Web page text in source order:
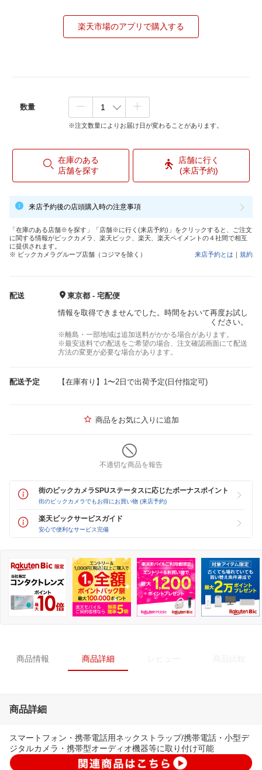
楽天市場のアプリで購入する
数量
※注文数量によりお届け日が変わることがあります。
在庫のある
店舗を探す
店舗に行く
(来店予約)
来店予約後の店頭購入時の注意事項
「在庫のある店舗※を探す」「店舗※に行く(来店予約)」をクリックすると、ご注文
に関する情報がビックカメラ、楽天ビック、楽天、楽天ペイメントの４社間で相互
に提供されます。
※ ビックカメラグループ店舗（コジマを除く）
来店予約とは ｜ 規約
配送
東京都 - 宅配便
情報を取得できませんでした。時間をおいて再度お試し
ください。
※離島・一部地域は追加送料がかかる場合があります。
※最安送料での配送をご希望の場合、注文確認画面にて配送
方法の変更が必要な場合があります。
配送予定 【在庫有り】1〜2日で出荷予定(日付指定可)
商品をお気に入りに追加
不適切な商品を報告
街のビックカメラSPUステータスに応じたボーナスポイント
街のビックカメラでもお得にお買い物 (来店予約)
楽天ビックサービスガイド
安心で便利なサービス完備
商品情報 商品詳細
商品詳細
スマートフォン・携帯電話用ネックストラップ/携帯電話・小型デ
ジタルカメラ・携帯型オーディオ機器等に取り付け可能